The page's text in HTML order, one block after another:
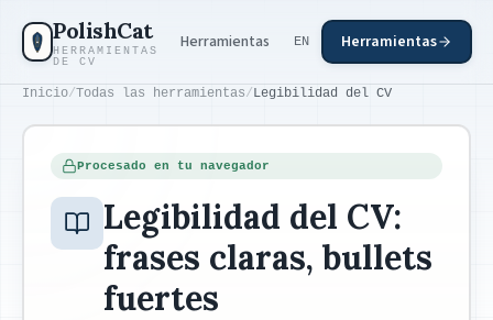
PolishCat
HERRAMIENTAS
DE CV
Herramientas EN Herramientas
Inicio/Todas las herramientas/Legibilidad del CV
Procesado en tu navegador
Legibilidad del CV:
frases claras, bullets
fuertes